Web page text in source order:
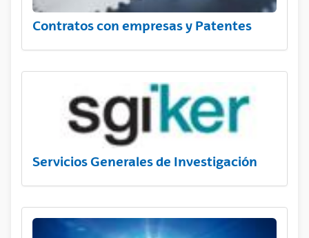
Contratos con empresas y Patentes
Servicios Generales de Investigación